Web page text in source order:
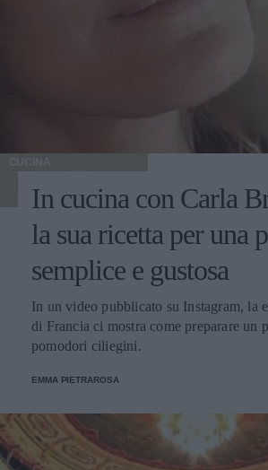
CUCINA
In cucina con Carla
la sua ricetta per una
semplice e gustosa
In un video pubblicato su Instagram, la
di Francia ci mostra come preparare un
pomodori ciliegini.
EMMA PIETRAROSA